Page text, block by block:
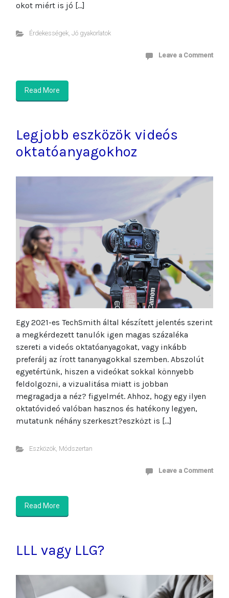
okot miért is jó […]
Érdekességek, Jó gyakorlatok
Leave a Comment
Read More
Legjobb eszközök videós
oktatóanyagokhoz
Egy 2021-es TechSmith által készített jelentés szerint
a megkérdezett tanulók igen magas százaléka
szereti a videós oktatóanyagokat, vagy inkább
preferálj az írott tananyagokkal szemben. Abszolút
egyetértünk, hiszen a videókat sokkal könnyebb
feldolgozni, a vizualitása miatt is jobban
megragadja a néz? figyelmét. Ahhoz, hogy egy ilyen
oktatóvideó valóban hasznos és hatékony legyen,
mutatunk néhány szerkeszt?eszközt is […]
Eszközök, Módszertan
Leave a Comment
Read More
LLL vagy LLG?